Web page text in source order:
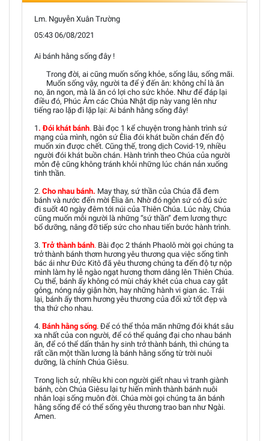
Lm. Nguyễn Xuân Trường
05:43 06/08/2021
Ai bánh hằng sống đây !
Trong đời, ai cũng muốn sống khỏe, sống lâu, sống mãi.
Muốn sống vậy, người ta để ý đến ăn: không chỉ là ăn
no, ăn ngon, mà là ăn có lợi cho sức khỏe. Như để đáp lại
điều đó, Phúc Âm các Chúa Nhật dịp này vang lên như
tiếng rao lặp đi lặp lại: Ai bánh hằng sống đây!
1 . Đói khát bánh. Bài đọc 1 kể chuyện trong hành trình sứ
mạng của mình, ngôn sứ Êlia đói khát buồn chán đến độ
muốn xin được chết. Cũng thế, trong dịch Covid-19, nhiều
người đói khát buồn chán. Hành trình theo Chúa của người
môn đệ cũng không tránh khỏi những lúc chán nản xuống
tinh thần.
2. Cho nhau bánh. May thay, sứ thần của Chúa đã đem
bánh và nước đến mời Êlia ăn. Nhờ đó ngôn sứ có đủ sức
đi suốt 40 ngày đêm tới núi của Thiên Chúa. Lúc này, Chúa
cũng muốn mỗi người là những “sứ thần” đem lương thực
bổ dưỡng, nâng đỡ tiếp sức cho nhau tiến bước hành trình.
3. Trở thành bánh. Bài đọc 2 thánh Phaolô mời gọi chúng ta
trở thành bánh thơm hương yêu thương qua việc sống tình
bác ái như Đức Kitô đã yêu thương chúng ta đến độ tự nộp
mình làm hy lễ ngào ngạt hương thơm dâng lên Thiên Chúa.
Cụ thể, bánh ấy không có mùi cháy khét của chua cay gắt
gỏng, nóng nảy giận hờn, hay những hành vi gian ác. Trái
lại, bánh ấy thơm hương yêu thương của đối xử tốt đẹp và
tha thứ cho nhau.
4. Bánh hằng sống. Để có thể thỏa mãn những đói khát sâu
xa nhất của con người, để có thể quảng đại cho nhau bánh
ăn, để có thể dấn thân hy sinh trở thành bánh, thì chúng ta
rất cần một thần lương là bánh hằng sống từ trời nuôi
dưỡng, là chính Chúa Giêsu.
Trong lịch sử, nhiều khi con người giết nhau vì tranh giành
bánh, còn Chúa Giêsu lại tự hiến mình thành bánh nuôi
nhân loại sống muôn đời. Chúa mời gọi chúng ta ăn bánh
hằng sống để có thể sống yêu thương trao ban như Ngài.
Amen.